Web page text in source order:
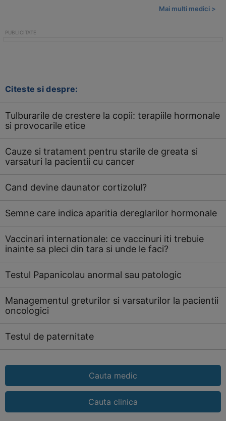
Mai multi medici >
Citeste si despre:
Tulburarile de crestere la copii: terapiile hormonale
si provocarile etice
Cauze si tratament pentru starile de greata si
varsaturi la pacientii cu cancer
Cand devine daunator cortizolul?
Semne care indica aparitia dereglarilor hormonale
Vaccinari internationale: ce vaccinuri iti trebuie
inainte sa pleci din tara si unde le faci?
Testul Papanicolau anormal sau patologic
Managementul greturilor si varsaturilor la pacientii
oncologici
Testul de paternitate
Cauta medic
Cauta clinica